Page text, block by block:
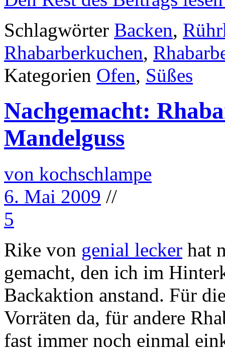
Schlagwörter Backen,
Rhabarberkuchen,
Kategorien Ofen, Süßes
Nachgemacht:
Mandelguss
von kochschlampe
6. Mai 2009 //
5
Rike von genial lecker hat
gemacht, den ich im
Backaktion anstand. Für
Vorräten da, für andere
fast immer noch einmal